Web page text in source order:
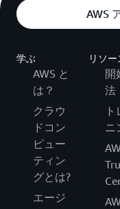
AWS
学ぶ
AWS と
は？
クラウ
ドコン
ピュー
ティン
グとは?
エージ
リソー
開
法
ニ